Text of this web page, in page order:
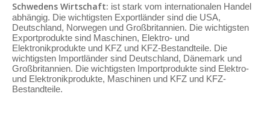
Schwedens Wirtschaft: ist stark vom internationalen Handel
abhängig. Die wichtigsten Exportländer sind die USA,
Deutschland, Norwegen und Großbritannien. Die wichtigsten
Exportprodukte sind Maschinen, Elektro- und
Elektronikprodukte und KFZ und KFZ-Bestandteile. Die
wichtigsten Importländer sind Deutschland, Dänemark und
Großbritannien. Die wichtigsten Importprodukte sind Elektro-
und Elektronikprodukte, Maschinen und KFZ und KFZ-
Bestandteile.